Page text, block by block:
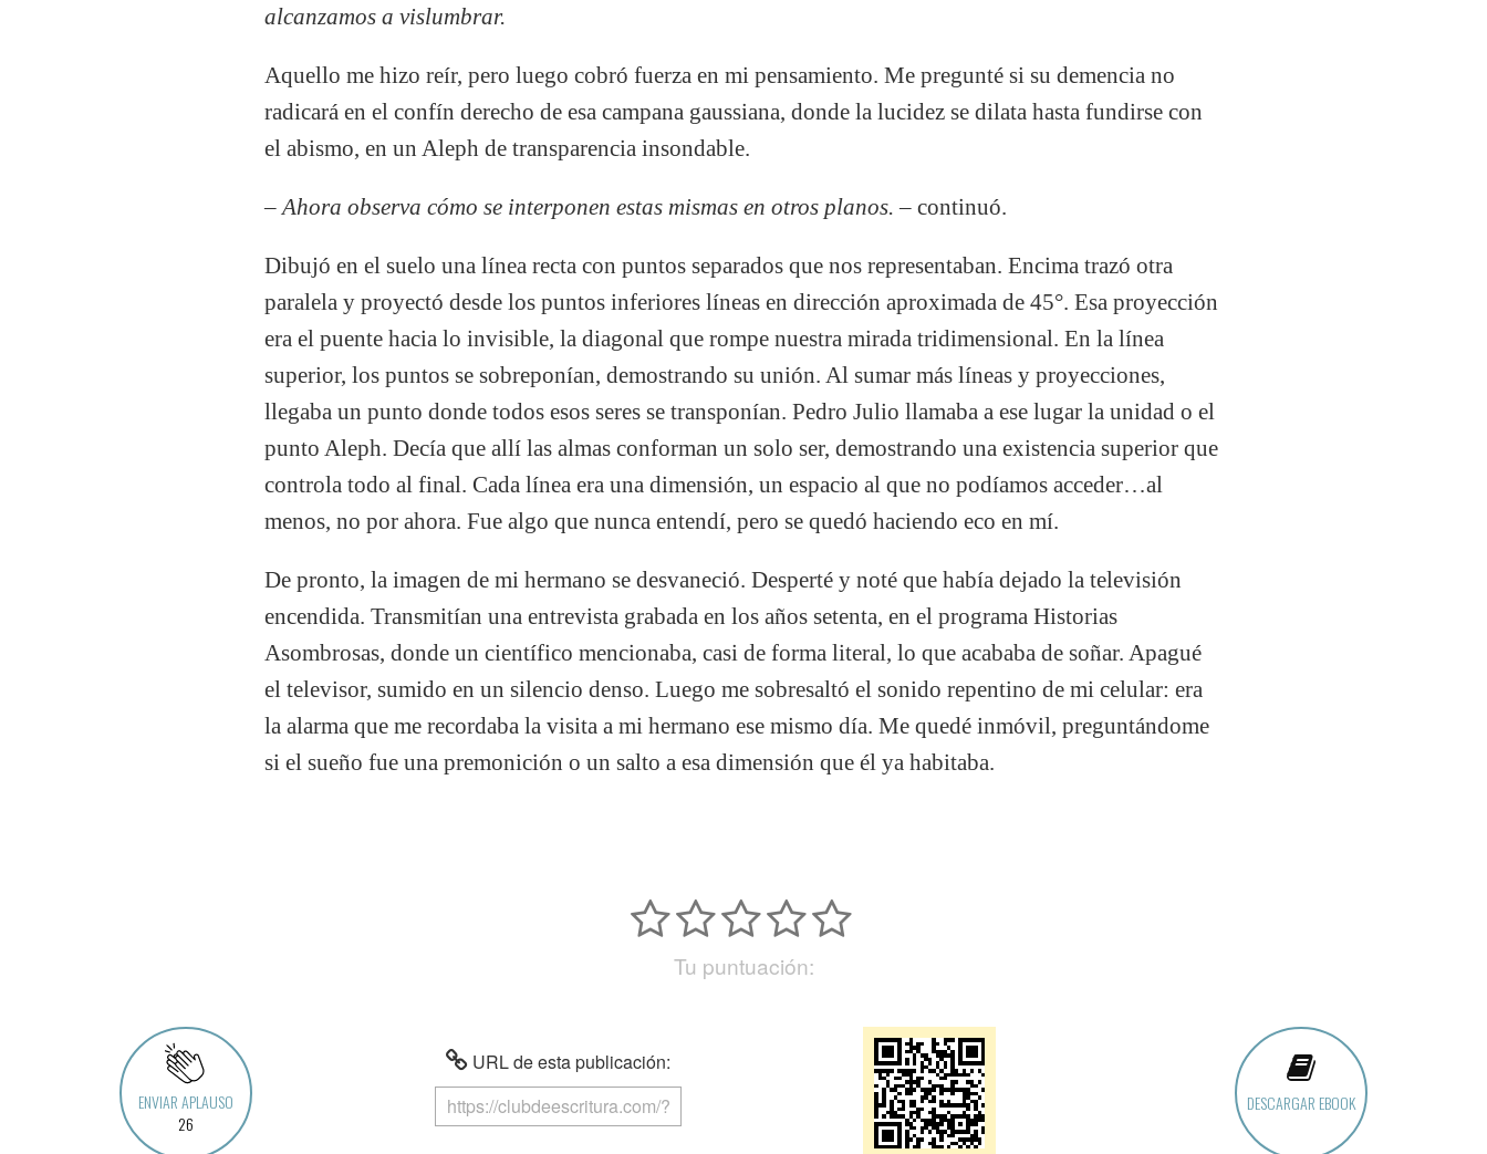
alcanzamos a vislumbrar.
Aquello me hizo reír, pero luego cobró fuerza en mi pensamiento. Me pregunté si su demencia no
radicará en el confín derecho de esa campana gaussiana, donde la lucidez se dilata hasta fundirse con
el abismo, en un Aleph de transparencia insondable.
– Ahora observa cómo se interponen estas mismas en otros planos. –continuó.
Dibujó en el suelo una línea recta con puntos separados que nos representaban. Encima trazó otra
paralela y proyectó desde los puntos inferiores líneas en dirección aproximada de 45°. Esa proyección
era el puente hacia lo invisible, la diagonal que rompe nuestra mirada tridimensional. En la línea
superior, los puntos se sobreponían, demostrando su unión. Al sumar más líneas y proyecciones,
llegaba un punto donde todos esos seres se transponían. Pedro Julio llamaba a ese lugar la unidad o el
punto Aleph. Decía que allí las almas conforman un solo ser, demostrando una existencia superior que
controla todo al final. Cada línea era una dimensión, un espacio al que no podíamos acceder…al
menos, no por ahora. Fue algo que nunca entendí, pero se quedó haciendo eco en mí.
De pronto, la imagen de mi hermano se desvaneció. Desperté y noté que había dejado la televisión
encendida. Transmitían una entrevista grabada en los años setenta, en el programa Historias
Asombrosas, donde un científico mencionaba, casi de forma literal, lo que acababa de soñar. Apagué
el televisor, sumido en un silencio denso. Luego me sobresaltó el sonido repentino de mi celular: era
la alarma que me recordaba la visita a mi hermano ese mismo día. Me quedé inmóvil, preguntándome
si el sueño fue una premonición o un salto a esa dimensión que él ya habitaba.
Tu puntuación:
ENVIAR APLAUSO
26
URL de esta publicación:
DESCARGAR EBOOK